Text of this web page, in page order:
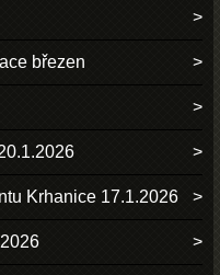
březen
Krhanice 17.1.2026